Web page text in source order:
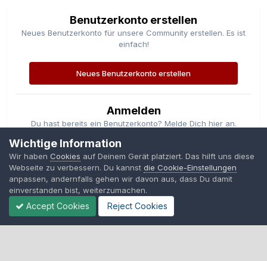
Benutzerkonto erstellen
Neues Benutzerkonto für unsere Community erstellen. Es ist
einfach!
Neues Benutzerkonto erstellen
Anmelden
Du hast bereits ein Benutzerkonto? Melde Dich hier an.
Jetzt anmelden
Wichtige Information
Wir haben Cookies auf Deinem Gerät platziert. Das hilft uns diese
Webseite zu verbessern. Du kannst die Cookie-Einstellungen
anpassen, andernfalls gehen wir davon aus, dass Du damit
einverstanden bist, weiterzumachen.
Accept Cookies Reject Cookies